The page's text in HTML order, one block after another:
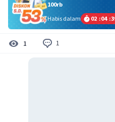
100rb
Habis dalam
02 :04 :
1 1